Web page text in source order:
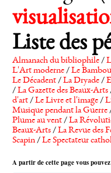
Liste des
Almanach du bibliophile/
L'Art moderne/Le Bambou
Le Décadent/La Dryade/
/La Gazette des Beaux-Arts
d'art/Le Livre et l'image/
Musique pendant la Guerre
Plume au vent/La
Beaux-Arts/La Revue des
Scapin/Le Spectateur
A partir de cette page vous